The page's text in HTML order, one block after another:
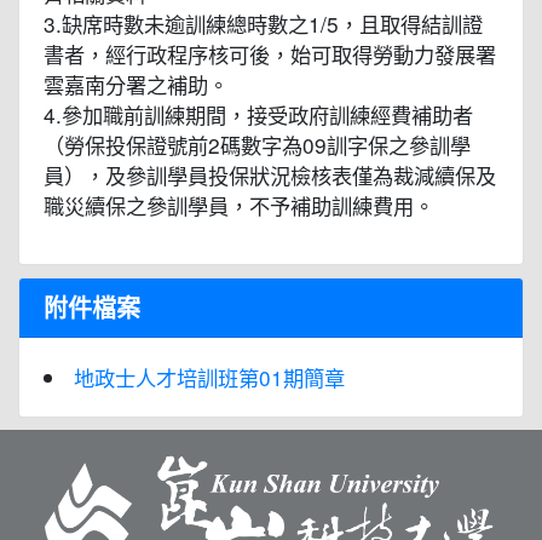
3.缺席時數未逾訓練總時數之1/5，且取得結訓證
書者，經行政程序核可後，始可取得勞動力發展署
雲嘉南分署之補助。
4.參加職前訓練期間，接受政府訓練經費補助者
（勞保投保證號前2碼數字為09訓字保之參訓學
員），及參訓學員投保狀況檢核表僅為裁減續保及
職災續保之參訓學員，不予補助訓練費用。
附件檔案
地政士人才培訓班第01期簡章